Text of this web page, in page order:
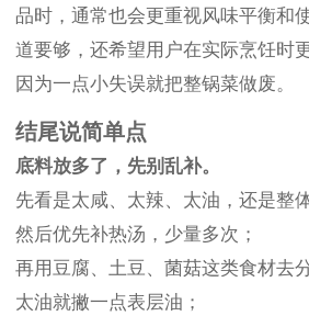
品时，通常也会更重视风味平衡和
道要够，还希望用户在实际烹饪时
因为一点小失误就把整锅菜做废。
结尾说简单点
底料放多了，先别乱补。
先看是太咸、太辣、太油，还是整
然后优先补热汤，少量多次；
再用豆腐、土豆、菌菇这类食材去
太油就撇一点表层油；